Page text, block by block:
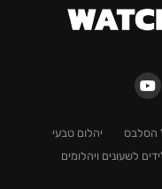
הסלבס
יהלום טבעי
לשעונים ויהלומים